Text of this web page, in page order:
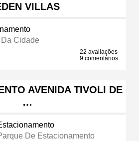
VILLAS
Cidade
22 avaliações
9 comentários
AVENIDA TIVOLI DE
…
De Estacionamento